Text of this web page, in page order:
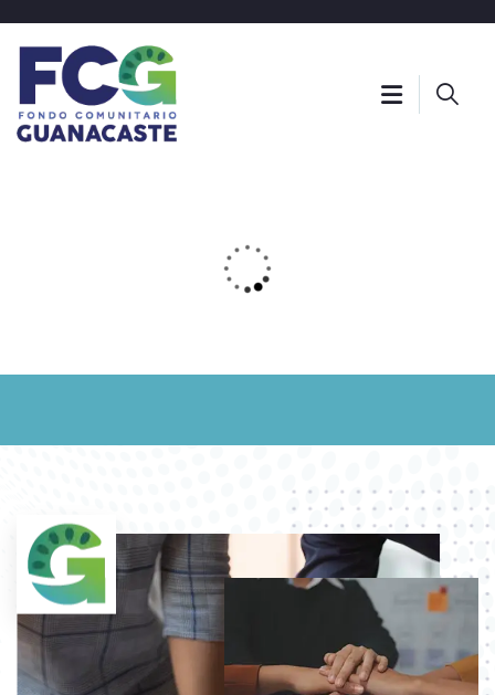
EJES DE TRABAJO
Seguridad Alimentaria